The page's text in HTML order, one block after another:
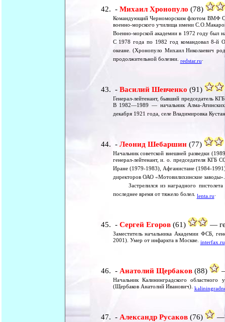
- Михаил Хронопуло (78)
Командующий Черноморским флотом ВМФ
военно-морского училища имени
Военно-морской академии в 1972 году был
С 1978 года по 1982 год командовал 8-й
океане. (Хронопуло Михаил Николаевич
продолжительной болезни. redstar.ru.
- Василий Шевченко (91)
Генерал-лейтенант, бывший председатель
В 1982—1989 — начальник Алма-
декабря 1921 года, селе Владимировка
- Леонид Шебаршин (77)
Начальник советской внешней разведки
генерал-лейтенант, и. о. председателя
Иране (1979-1983), Афганистане (1984-
директоров ОАО «Мотовилихинские
Застрелился из наградного
последнее время от тяжело болел. lenta.ru.
- Сергей Егоров (61) —
Заместитель начальника Академии ФСБ,
2001). Умер от инфаркта в Москве. interfax.ru
- Анатолий Щербаков (88) —
Начальник Калининградского
(Щербаков Анатолий Иванович).
- Александр Русаков (76) —